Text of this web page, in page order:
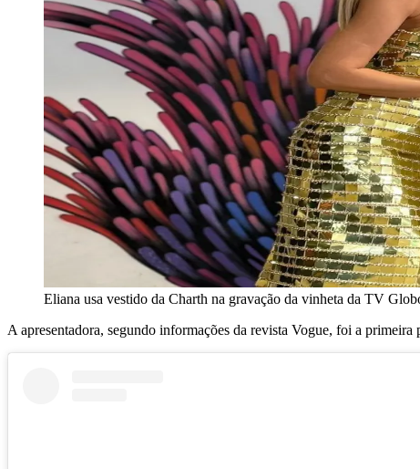
Eliana usa vestido da Charth na gravação da vinheta da TV
A apresentadora, segundo informações da revista Vogue, foi a primeira